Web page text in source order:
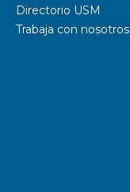
Directorio USM
Trabaja con nosotros